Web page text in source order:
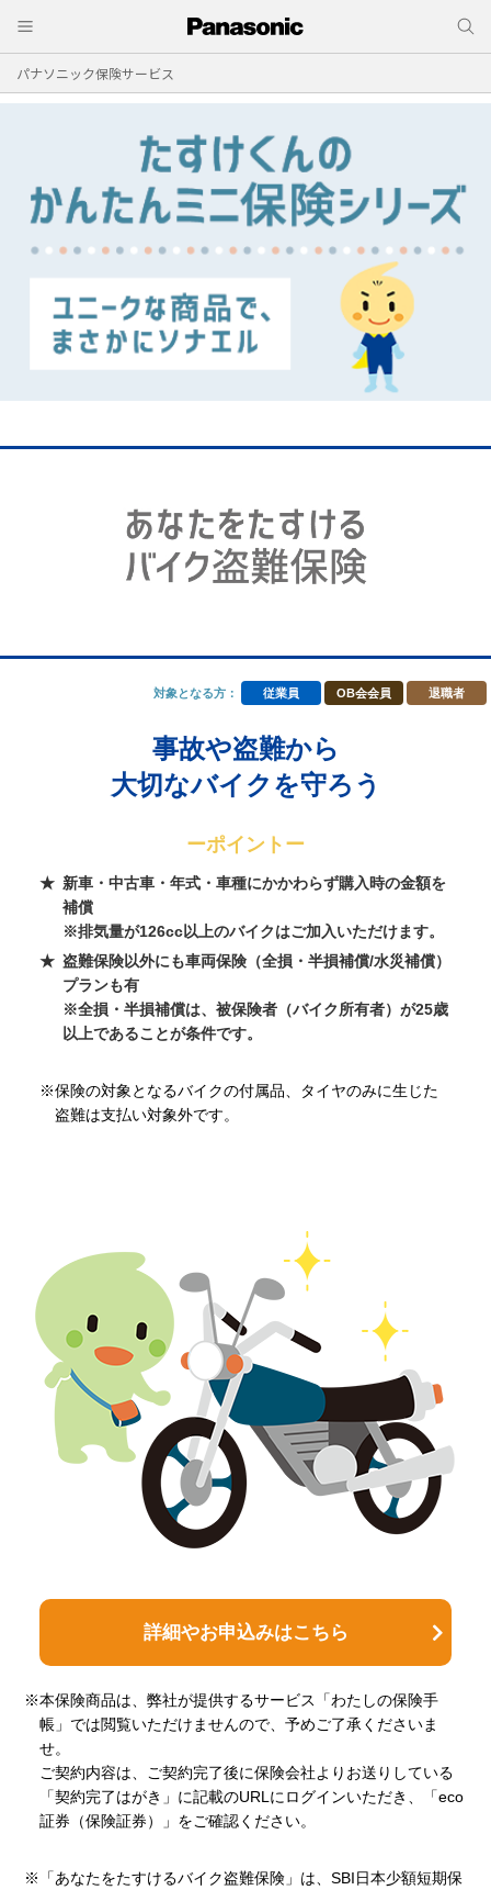
パナソニック保険サービス
対象となる方： 従業員 OB会会員 退職者
事故や盗難から
大切なバイクを守ろう
ーポイントー
新車・中古車・年式・車種にかかわらず購入時の金額を
補償
※排気量が126cc以上のバイクはご加入いただけます。
盗難保険以外にも車両保険（全損・半損補償/水災補償）
プランも有
※全損・半損補償は、被保険者（バイク所有者）が25歳
以上であることが条件です。
※保険の対象となるバイクの付属品、タイヤのみに生じた
盗難は支払い対象外です。
詳細やお申込みはこちら
※本保険商品は、弊社が提供するサービス「わたしの保険手
帳」では閲覧いただけませんので、予めご了承くださいま
せ。
ご契約内容は、ご契約完了後に保険会社よりお送りしている
「契約完了はがき」に記載のURLにログインいただき、「eco
証券（保険証券）」をご確認ください。
※「あなたをたすけるバイク盗難保険」は、SBI日本少額短期保